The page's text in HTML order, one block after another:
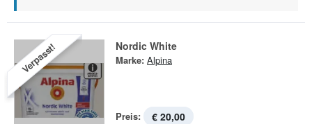
Verpasst! Nordic White
Marke: Alpina
Preis: € 20,00